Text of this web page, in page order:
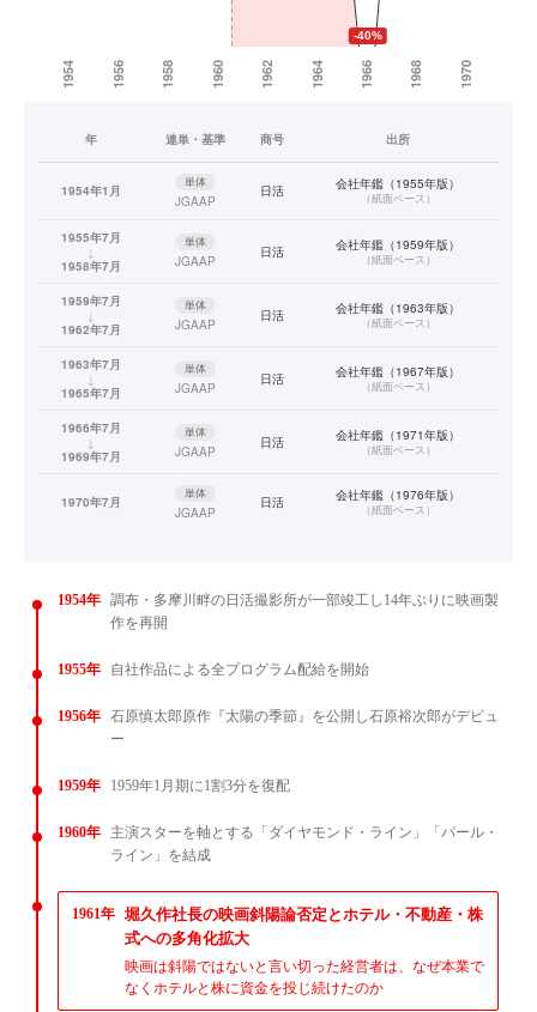
年 連単・基準 商号 出所
1954年1月
単体
JGAAP
日活 会社年鑑（1955年版）
（紙面ベース）
1955年7月
↓
1958年7月
単体
JGAAP
日活 会社年鑑（1959年版）
（紙面ベース）
1959年7月
↓
1962年7月
単体
JGAAP
日活 会社年鑑（1963年版）
（紙面ベース）
1963年7月
↓
1965年7月
単体
JGAAP
日活 会社年鑑（1967年版）
（紙面ベース）
1966年7月
↓
1969年7月
単体
JGAAP
日活 会社年鑑（1971年版）
（紙面ベース）
1970年7月
単体
JGAAP
日活 会社年鑑（1976年版）
（紙面ベース）
1954年 調布・多摩川畔の日活撮影所が一部竣工し14年ぶりに映画製
作を再開
1955年 自社作品による全プログラム配給を開始
1956年 石原慎太郎原作『太陽の季節』を公開し石原裕次郎がデビュ
ー
1959年 1959年1月期に1割3分を復配
1960年
主演スターを軸とする「ダイヤモンド・ライン」「パール・
ライン」を結成
1961年 堀久作社長の映画斜陽論否定とホテル・不動産・株
式への多角化拡大
映画は斜陽ではないと言い切った経営者は、なぜ本業で
なくホテルと株に資金を投じ続けたのか